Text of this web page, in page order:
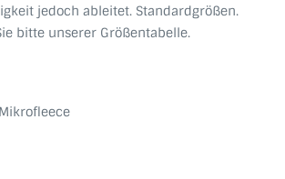
jedoch ableitet. Standardgrößen.
bitte unserer Größentabelle.